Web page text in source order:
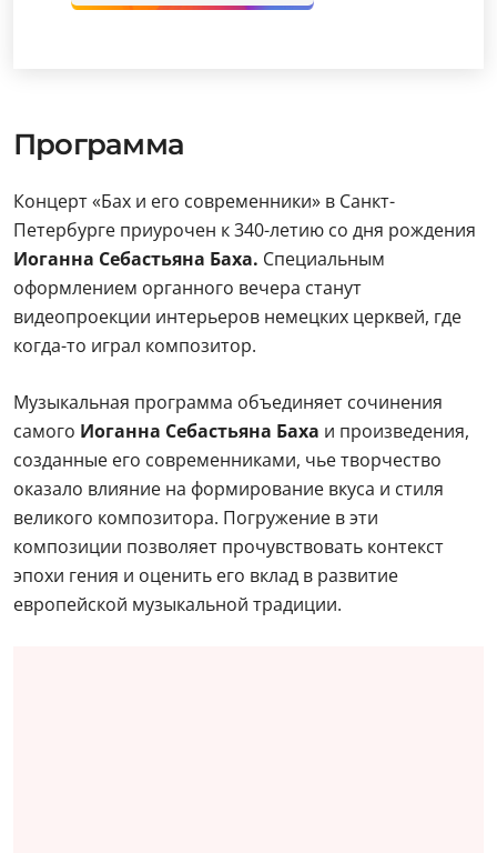
Программа
Концерт «Бах и его современники» в Санкт-
Петербурге приурочен к 340-летию со дня рождения
Иоганна Себастьяна Баха. Специальным
оформлением органного вечера станут
видеопроекции интерьеров немецких церквей, где
когда-то играл композитор.
Музыкальная программа объединяет сочинения
самого Иоганна Себастьяна Баха и произведения,
созданные его современниками, чье творчество
оказало влияние на формирование вкуса и стиля
великого композитора. Погружение в эти
композиции позволяет прочувствовать контекст
эпохи гения и оценить его вклад в развитие
европейской музыкальной традиции.